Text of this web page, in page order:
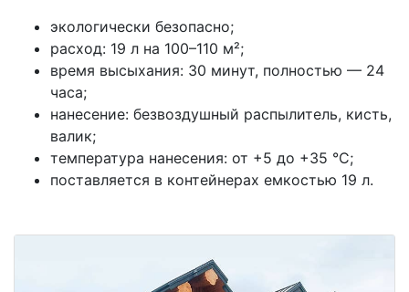
экологически безопасно;
расход: 19 л на 100–110 м²;
время высыхания: 30 минут, полностью — 24
часа;
нанесение: безвоздушный распылитель, кисть,
валик;
температура нанесения: от +5 до +35 °С;
поставляется в контейнерах емкостью 19 л.